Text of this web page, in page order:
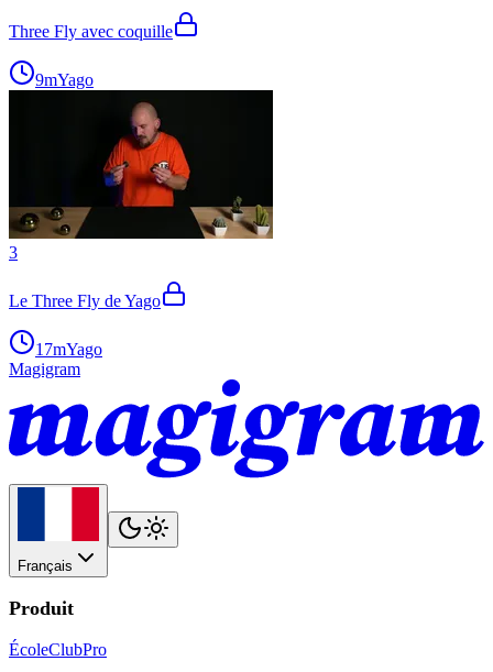
Three Fly avec coquille
9mYago
3
Le Three Fly de Yago
17mYago
Magigram
Français
Produit
ÉcoleClubPro